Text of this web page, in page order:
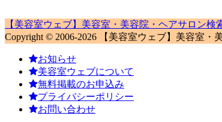
【美容室ウェブ】美容室・美容院・ヘアサロン検
Copyright © 2006-2026 【美容室ウェブ】美容室・
お知らせ
美容室ウェブについて
無料掲載のお申込み
プライバシーポリシー
お問い合わせ